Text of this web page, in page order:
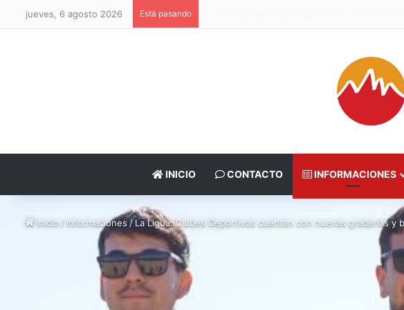
jueves, 6 agosto 2026 Está pasando
INICIO CONTACTO INFORMACIONES
Inicio/Informaciones / La Ligua: Clubes Deportivos cuentan con nuevas graderías y